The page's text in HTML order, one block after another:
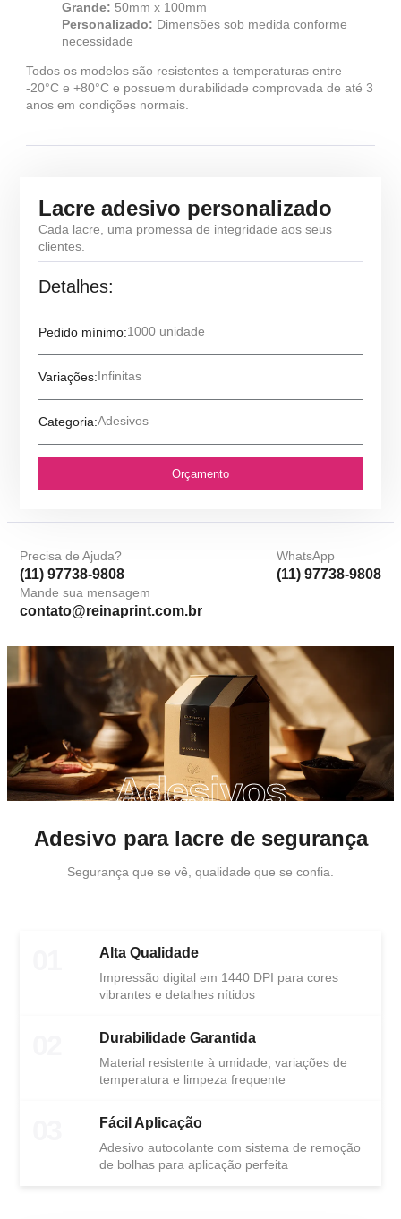
Lacre adesivo personalizado
Cada lacre, uma promessa de integridade aos seus
clientes.
Detalhes:
Pedido mínimo:1000 unidade
Variações:Infinitas
Categoria:Adesivos
Orçamento
Grande: 50mm x 100mm
Personalizado: Dimensões sob medida conforme
necessidade
Todos os modelos são resistentes a temperaturas entre
-20°C e +80°C e possuem durabilidade comprovada de até 3
anos em condições normais.
Precisa de Ajuda?
(11) 97738-9808
WhatsApp
(11) 97738-9808
Mande sua mensagem
contato@reinaprint.com.br
Adesivos
Adesivo para lacre de segurança
Segurança que se vê, qualidade que se confia.
Alta Qualidade
Impressão digital em 1440 DPI para cores
vibrantes e detalhes nítidos
Durabilidade Garantida
Material resistente à umidade, variações de
temperatura e limpeza frequente
Fácil Aplicação
Adesivo autocolante com sistema de remoção
de bolhas para aplicação perfeita